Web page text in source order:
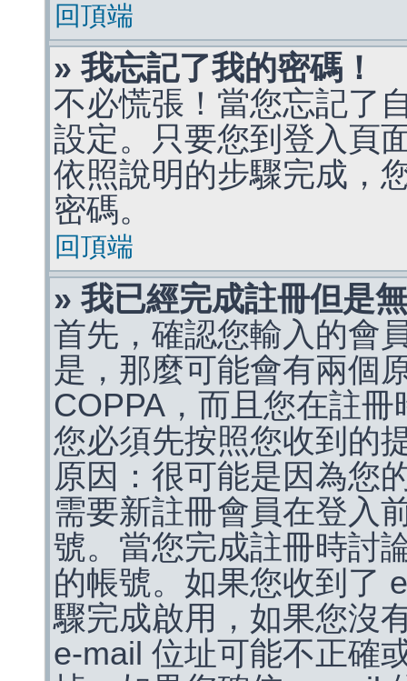
回頂端
» 我忘記了我的密碼！
不必慌張！當您忘記了
設定。只要您到登入頁
依照說明的步驟完成，
密碼。
回頂端
» 我已經完成註冊但是
首先，確認您輸入的會
是，那麼可能會有兩個
COPPA，而且您在註
您必須先按照您收到的
原因：很可能是因為您
需要新註冊會員在登入
號。當您完成註冊時討
的帳號。如果您收到了
驟完成啟用，如果您沒
e-mail 位址可能不正確